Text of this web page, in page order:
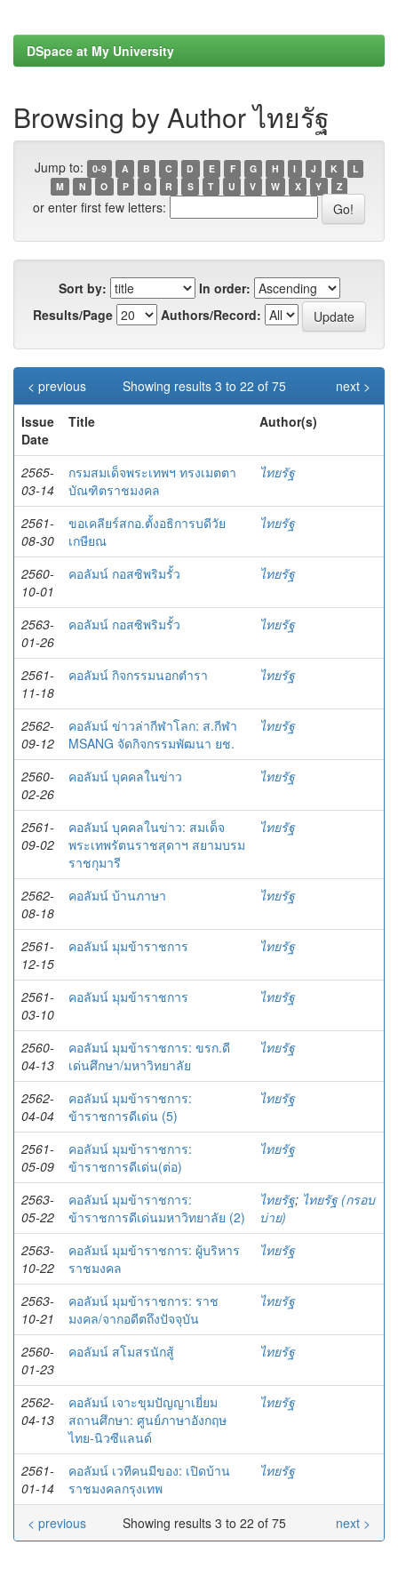
DSpace at My University
Browsing by Author ไทยรัฐ
Jump to: 0-9 A B C D E F G H I J K
L
M
N O P Q R S T U V W X Y Z
or enter first few letters:
Sort by:
In order:
Results/Page
Authors/Record:
Showing results 3 to 22 of 75
< previous
next >
Issue
Date
Title Author(s)
2565-
03-14
กรมสมเด็จพระเทพฯ ทรงเมตตา
บัณฑิตราชมงคล
ไทยรัฐ
2561-
08-30
ขอเคลียร์สกอ.ตั้งอธิการบดีวัย
เกษียณ
ไทยรัฐ
2560-
10-01
คอลัมน์ กอสซิพริมรั้ว ไทยรัฐ
2563-
01-26
คอลัมน์ กอสซิพริมรั้ว ไทยรัฐ
2561-
11-18
คอลัมน์ กิจกรรมนอกตำรา ไทยรัฐ
2562-
09-12
คอลัมน์ ข่าวล่ากีฬาโลก: ส.กีฬา
MSANG จัดกิจกรรมพัฒนา ยช.
ไทยรัฐ
2560-
02-26
คอลัมน์ บุคคลในข่าว ไทยรัฐ
2561-
09-02
คอลัมน์ บุคคลในข่าว: สมเด็จ
พระเทพรัตนราชสุดาฯ สยามบรม
ราชกุมารี
ไทยรัฐ
2562-
08-18
คอลัมน์ บ้านภาษา ไทยรัฐ
2561-
12-15
คอลัมน์ มุมข้าราชการ ไทยรัฐ
2561-
03-10
คอลัมน์ มุมข้าราชการ ไทยรัฐ
2560-
04-13
คอลัมน์ มุมข้าราชการ: ขรก.ดี
เด่นศึกษา/มหาวิทยาลัย
ไทยรัฐ
2562-
04-04
คอลัมน์ มุมข้าราชการ:
ข้าราชการดีเด่น (5)
ไทยรัฐ
2561-
05-09
คอลัมน์ มุมข้าราชการ:
ข้าราชการดีเด่น(ต่อ)
ไทยรัฐ
2563-
05-22
คอลัมน์ มุมข้าราชการ:
ข้าราชการดีเด่นมหาวิทยาลัย (2)
ไทยรัฐ; ไทยรัฐ (กรอบ
บ่าย)
2563-
10-22
คอลัมน์ มุมข้าราชการ: ผู้บริหาร
ราชมงคล
ไทยรัฐ
2563-
10-21
คอลัมน์ มุมข้าราชการ: ราช
มงคล/จากอดีตถึงปัจจุบัน
ไทยรัฐ
2560-
01-23
คอลัมน์ สโมสรนักสู้ ไทยรัฐ
2562-
04-13
คอลัมน์ เจาะขุมปัญญาเยี่ยม
สถานศึกษา: ศูนย์ภาษาอังกฤษ
ไทย-นิวซีแลนด์
ไทยรัฐ
2561-
01-14
คอลัมน์ เวทีคนมีของ: เปิดบ้าน
ราชมงคลกรุงเทพ
ไทยรัฐ
Showing results 3 to 22 of 75
< previous next >